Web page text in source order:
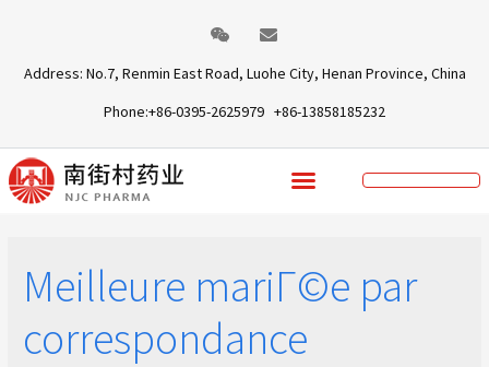
Address: No.7, Renmin East Road, Luohe City, Henan Province, China
Phone:+86-0395-2625979 +86-13858185232
Meilleure mariГ©e par
correspondance